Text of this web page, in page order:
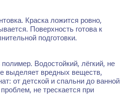
Краска ложится ровно,
Поверхность готова к
подготовки.
Водостойкий, лёгкий, не
выделяет вредных веществ,
от детской и спальни до ванной
не трескается при